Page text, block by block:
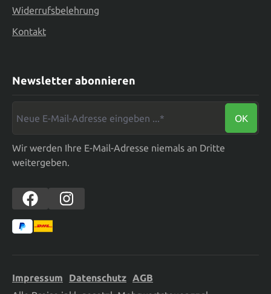
Widerrufsbelehrung
Kontakt
Newsletter abonnieren
OK
Wir werden Ihre E-Mail-Adresse niemals an Dritte
weitergeben.
Impressum Datenschutz AGB